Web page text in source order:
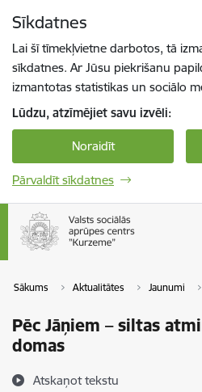
Sīkdatnes
Lai šī tīmekļvietne darbotos, tā
sīkdatnes. Ar Jūsu piekrišanu
izmantotas statistikas un sociālo
Lūdzu, atzīmējiet savu izvēli:
Noraidīt
Pārvaldīt sīkdatnes
Sākums Aktualitātes Jaunumi
Pēc Jāņiem – siltas
domas
Atskaņot tekstu